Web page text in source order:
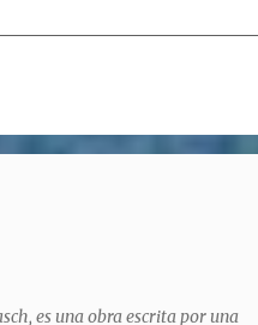
es una obra escrita por una